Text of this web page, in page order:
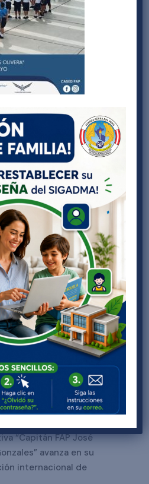
Buscar
“Capitán FAP José
obtiene
SGCE
“Capitán FAP Renán
internacional en
SGCE
y Derechos Humanos,
a los
FAP Manuel Polo
en el programa
“Capitán FAP José
avanza en su
internacional de